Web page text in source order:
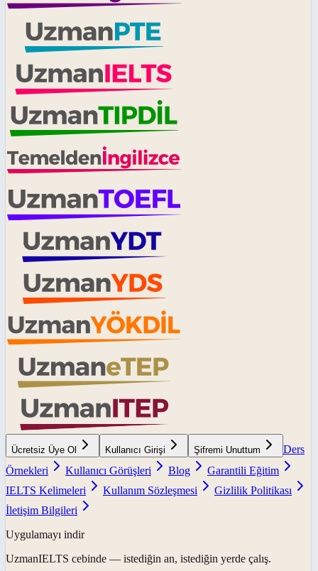
Ücretsiz Üye Ol Kullanıcı Girişi Şifremi Unuttum
Ders
Örnekleri
Kullanıcı Görüşleri Blog
Garantili Eğitim
IELTS Kelimeleri
Kullanım Sözleşmesi
Gizlilik Politikası
İletişim Bilgileri
Uygulamayı indir
UzmanIELTS cebinde — istediğin an, istediğin yerde çalış.